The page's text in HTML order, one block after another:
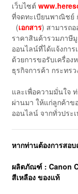
เว็บไซต์
ที่จดทะเบียนพาณิชย์
(เอกสาร) สามารถ
ราคาสินค้ารวมภาษี
ออนไลน์ที่ได้แจ้งกา
ด้วยการขอรับเครื่อ
ธุรกิจการค้า กระทร
และเพื่อความมั่นใจ
ผ่านมา ให้แก่ลูกค้าข
ออนไลน์ จากทั่วประ
หากท่านต้องการสอ
ผลิตภัณฑ์ : Canon
สีเหลือง ของแท้